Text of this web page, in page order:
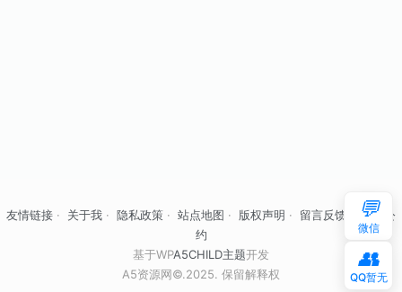
友情链接 · 关于我 · 隐私政策 · 站点地图 · 版权声明 · 留言反馈
自律公
约
基于WPA5CHILD主题开发
A5资源网©.2025. 保留解释权
💬
微信
👥
QQ暂无